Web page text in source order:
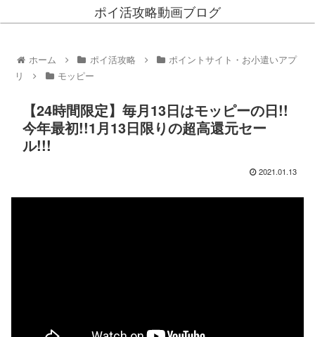
ポイ活攻略動画ブログ
ホーム ポイ活攻略
ポイントサイト・お小遣いアプ
リ
モッピー
【24時間限定】毎月13日はモッピーの日!!
今年最初!!1月13日限りの超高還元セー
ル!!!
2021.01.13